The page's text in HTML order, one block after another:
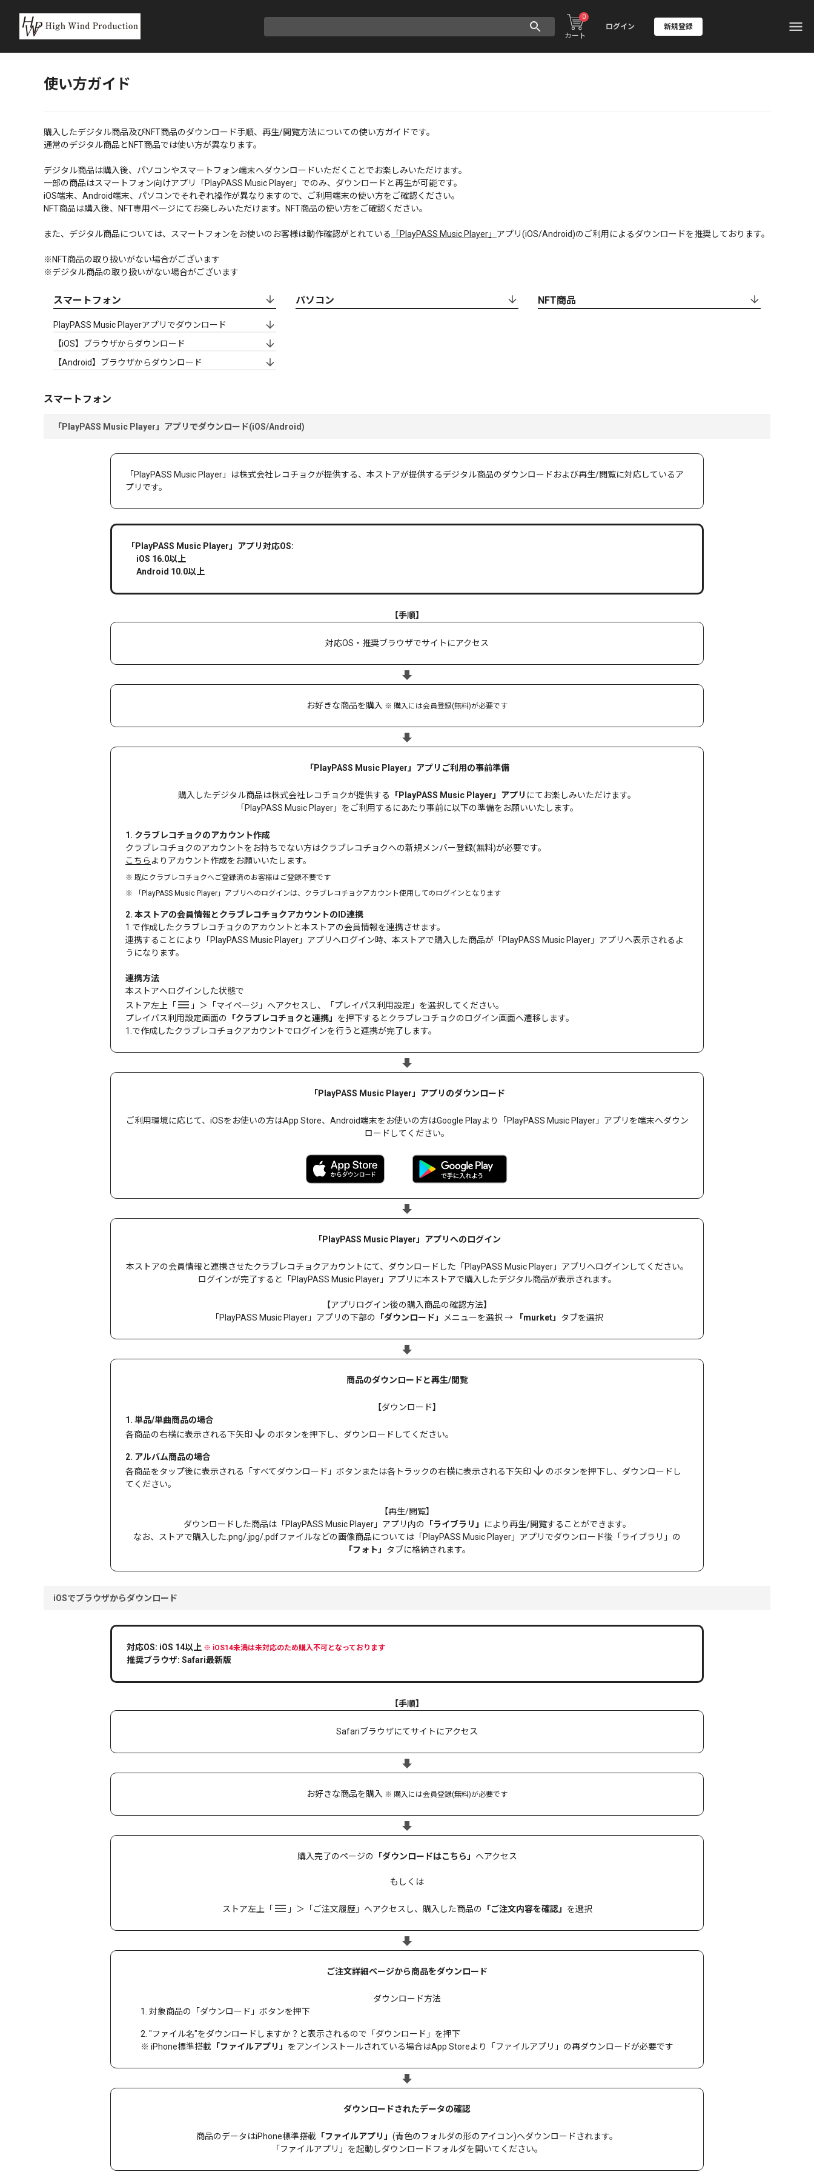
カート
0
ログイン 新規登録
使い方ガイド
購入したデジタル商品及びNFT商品のダウンロード手順、再生/閲覧方法についての使い方ガイドです。
通常のデジタル商品とNFT商品では使い方が異なります。
デジタル商品は購入後、パソコンやスマートフォン端末へダウンロードいただくことでお楽しみいただけます。
一部の商品はスマートフォン向けアプリ「PlayPASS Music Player」でのみ、ダウンロードと再生が可能です。
iOS端末、Android端末、パソコンでそれぞれ操作が異なりますので、ご利用端末の使い方をご確認ください。
NFT商品は購入後、NFT専用ページにてお楽しみいただけます。NFT商品の使い方をご確認ください。
また、デジタル商品については、スマートフォンをお使いのお客様は動作確認がとれている 「PlayPASS Music Player」 アプリ(iOS/Android)のご利用によるダウンロードを推奨しております。
※NFT商品の取り扱いがない場合がございます
※デジタル商品の取り扱いがない場合がございます
スマートフォン
PlayPASS Music Playerアプリでダウンロード
【iOS】ブラウザからダウンロード
【Android】ブラウザからダウンロード
パソコン NFT商品
スマートフォン
「PlayPASS Music Player」アプリでダウンロード(iOS/Android)
「PlayPASS Music Player」は株式会社レコチョクが提供する、本ストアが提供するデジタル商品のダウンロードおよび再生/閲覧に対応しているア
プリです。
「PlayPASS Music Player」アプリ対応OS:
iOS 16.0以上
Android 10.0以上
【手順】
対応OS・推奨ブラウザでサイトにアクセス
お好きな商品を購入 ※ 購入には会員登録(無料)が必要です
「PlayPASS Music Player」アプリご利用の事前準備
購入したデジタル商品は株式会社レコチョクが提供する 「PlayPASS Music Player」アプリ にてお楽しみいただけます。
「PlayPASS Music Player」をご利用するにあたり事前に以下の準備をお願いいたします。
1. クラブレコチョクのアカウント作成
クラブレコチョクのアカウントをお持ちでない方はクラブレコチョクへの新規メンバー登録(無料)が必要です。
こちら よりアカウント作成をお願いいたします。
※ 既にクラブレコチョクへご登録済のお客様はご登録不要です
※ 「PlayPASS Music Player」アプリへのログインは、クラブレコチョクアカウント使用してのログインとなります
2. 本ストアの会員情報とクラブレコチョクアカウントのID連携
1.で作成したクラブレコチョクのアカウントと本ストアの会員情報を連携させます。
連携することにより「PlayPASS Music Player」アプリへログイン時、本ストアで購入した商品が「PlayPASS Music Player」アプリへ表示されるよ
うになります。
連携方法
本ストアへログインした状態で
ストア左上「
」＞「マイページ」へアクセスし、「プレイパス利用設定」を選択してください。
プレイパス利用設定画面の 「クラブレコチョクと連携」 を押下するとクラブレコチョクのログイン画面へ遷移します。
1.で作成したクラブレコチョクアカウントでログインを行うと連携が完了します。
「PlayPASS Music Player」アプリのダウンロード
ご利用環境に応じて、iOSをお使いの方はApp Store、Android端末をお使いの方はGoogle Playより「PlayPASS Music Player」アプリを端末へダウン
ロードしてください。
「PlayPASS Music Player」アプリへのログイン
本ストアの会員情報と連携させたクラブレコチョクアカウントにて、ダウンロードした「PlayPASS Music Player」アプリへログインしてください。
ログインが完了すると「PlayPASS Music Player」アプリに本ストアで購入したデジタル商品が表示されます。
【アプリログイン後の購入商品の確認方法】
「PlayPASS Music Player」アプリの下部の 「ダウンロード」 メニューを選択 → 「murket」 タブを選択
商品のダウンロードと再生/閲覧
【ダウンロード】
1. 単品/単曲商品の場合
各商品の右横に表示される下矢印
のボタンを押下し、ダウンロードしてください。
2. アルバム商品の場合
各商品をタップ後に表示される「すべてダウンロード」ボタンまたは各トラックの右横に表示される下矢印
のボタンを押下し、ダウンロードし
てください。
【再生/閲覧】
ダウンロードした商品は「PlayPASS Music Player」アプリ内の 「ライブラリ」
により再生/閲覧することができます。
なお、ストアで購入した.png/.jpg/.pdfファイルなどの画像商品については「PlayPASS Music Player」アプリでダウンロード後「ライブラリ」の
「フォト」 タブに格納されます。
iOSでブラウザからダウンロード
対応OS: iOS 14以上 ※ iOS14未満は未対応のため購入不可となっております
推奨ブラウザ: Safari最新版
【手順】
Safariブラウザにてサイトにアクセス
お好きな商品を購入 ※ 購入には会員登録(無料)が必要です
購入完了のページの 「ダウンロードはこちら」 へアクセス
もしくは
ストア左上「 」＞「ご注文履歴」へアクセスし、購入した商品の 「ご注文内容を確認」 を選択
ご注文詳細ページから商品をダウンロード
ダウンロード方法
1. 対象商品の「ダウンロード」ボタンを押下
2. "ファイル名"をダウンロードしますか？と表示されるので「ダウンロード」を押下
※ iPhone標準搭載 「ファイルアプリ」 をアンインストールされている場合はApp Storeより「ファイルアプリ」の再ダウンロードが必要です
ダウンロードされたデータの確認
商品のデータはiPhone標準搭載 「ファイルアプリ」 (青色のフォルダの形のアイコン)へダウンロードされます。
「ファイルアプリ」を起動しダウンロードフォルダを開いてください。